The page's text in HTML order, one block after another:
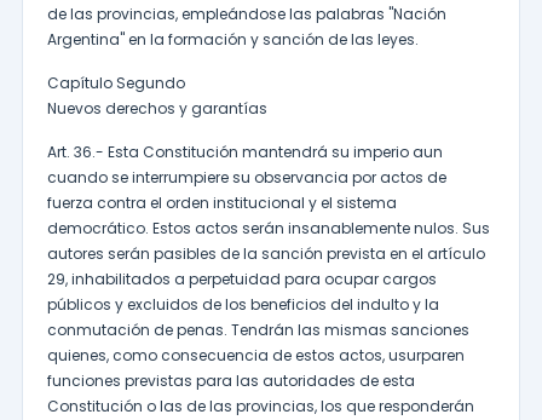
de las provincias, empleándose las palabras "Nación
Argentina" en la formación y sanción de las leyes.
Capítulo Segundo
Nuevos derechos y garantías
Art. 36.- Esta Constitución mantendrá su imperio aun
cuando se interrumpiere su observancia por actos de
fuerza contra el orden institucional y el sistema
democrático. Estos actos serán insanablemente nulos. Sus
autores serán pasibles de la sanción prevista en el artículo
29, inhabilitados a perpetuidad para ocupar cargos
públicos y excluidos de los beneficios del indulto y la
conmutación de penas. Tendrán las mismas sanciones
quienes, como consecuencia de estos actos, usurparen
funciones previstas para las autoridades de esta
Constitución o las de las provincias, los que responderán